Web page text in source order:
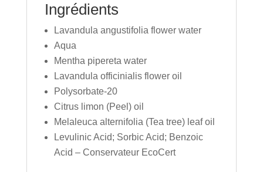
Ingrédients
Lavandula angustifolia flower water
Aqua
Mentha pipereta water
Lavandula officinialis flower oil
Polysorbate-20
Citrus limon (Peel) oil
Melaleuca alternifolia (Tea tree) leaf oil
Levulinic Acid; Sorbic Acid; Benzoic
Acid – Conservateur EcoCert